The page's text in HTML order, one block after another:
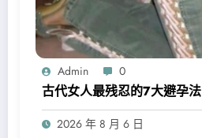
Admin 0
古代女人最残忍的7大避孕法
2026 年 8 月 6 日